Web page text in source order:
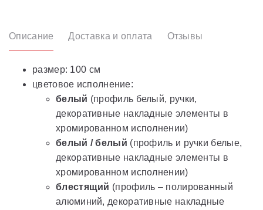
Описание Доставка и оплата Отзывы
размер: 100 см
цветовое исполнение:
белый (профиль белый, ручки,
декоративные накладные элементы в
хромированном исполнении)
белый / белый (профиль и ручки белые,
декоративные накладные элементы в
хромированном исполнении)
блестящий (профиль – полированный
алюминий, декоративные накладные